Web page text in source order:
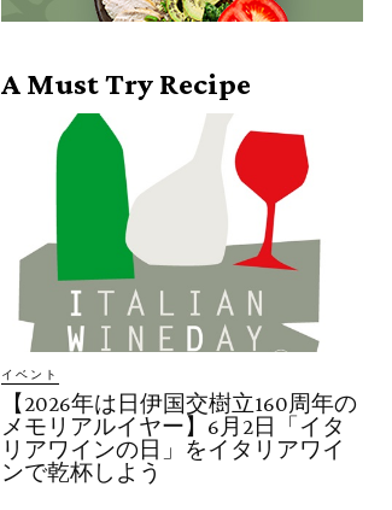
A Must Try Recipe
イベント
【2026年は日伊国交樹立160周年の
メモリアルイヤー】6月2日「イタ
リアワインの日」をイタリアワイ
ンで乾杯しよう